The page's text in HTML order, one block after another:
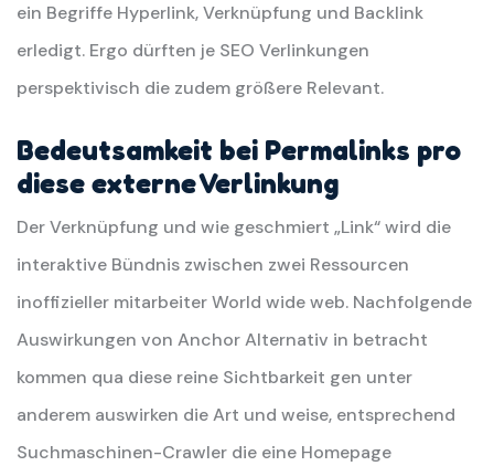
ein Begriffe Hyperlink, Verknüpfung und Backlink
erledigt. Ergo dürften je SEO Verlinkungen
perspektivisch die zudem größere Relevant.
Bedeutsamkeit bei Permalinks pro
diese externe Verlinkung
Der Verknüpfung und wie geschmiert „Link“ wird die
interaktive Bündnis zwischen zwei Ressourcen
inoffizieller mitarbeiter World wide web. Nachfolgende
Auswirkungen von Anchor Alternativ in betracht
kommen qua diese reine Sichtbarkeit gen unter
anderem auswirken die Art und weise, entsprechend
Suchmaschinen-Crawler die eine Homepage